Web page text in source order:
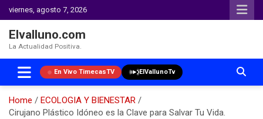
viernes, agosto 7, 2026
Elvalluno.com
La Actualidad Positiva.
En Vivo TimecasTV ElVallunoTv
Home
ECOLOGIA Y BIENESTAR
Cirujano Plástico Idóneo es la Clave para Salvar Tu Vida.